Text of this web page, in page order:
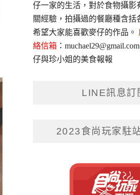
仔一家的生活，對於食物攝影
關經驗，拍攝過的餐廳種含括
希望大家能喜歡麥仔的作品。
絡信箱： muchael29@gmail.com
仔與珍小姐的美食報報
LINE訊息訂
2023食尚玩家駐